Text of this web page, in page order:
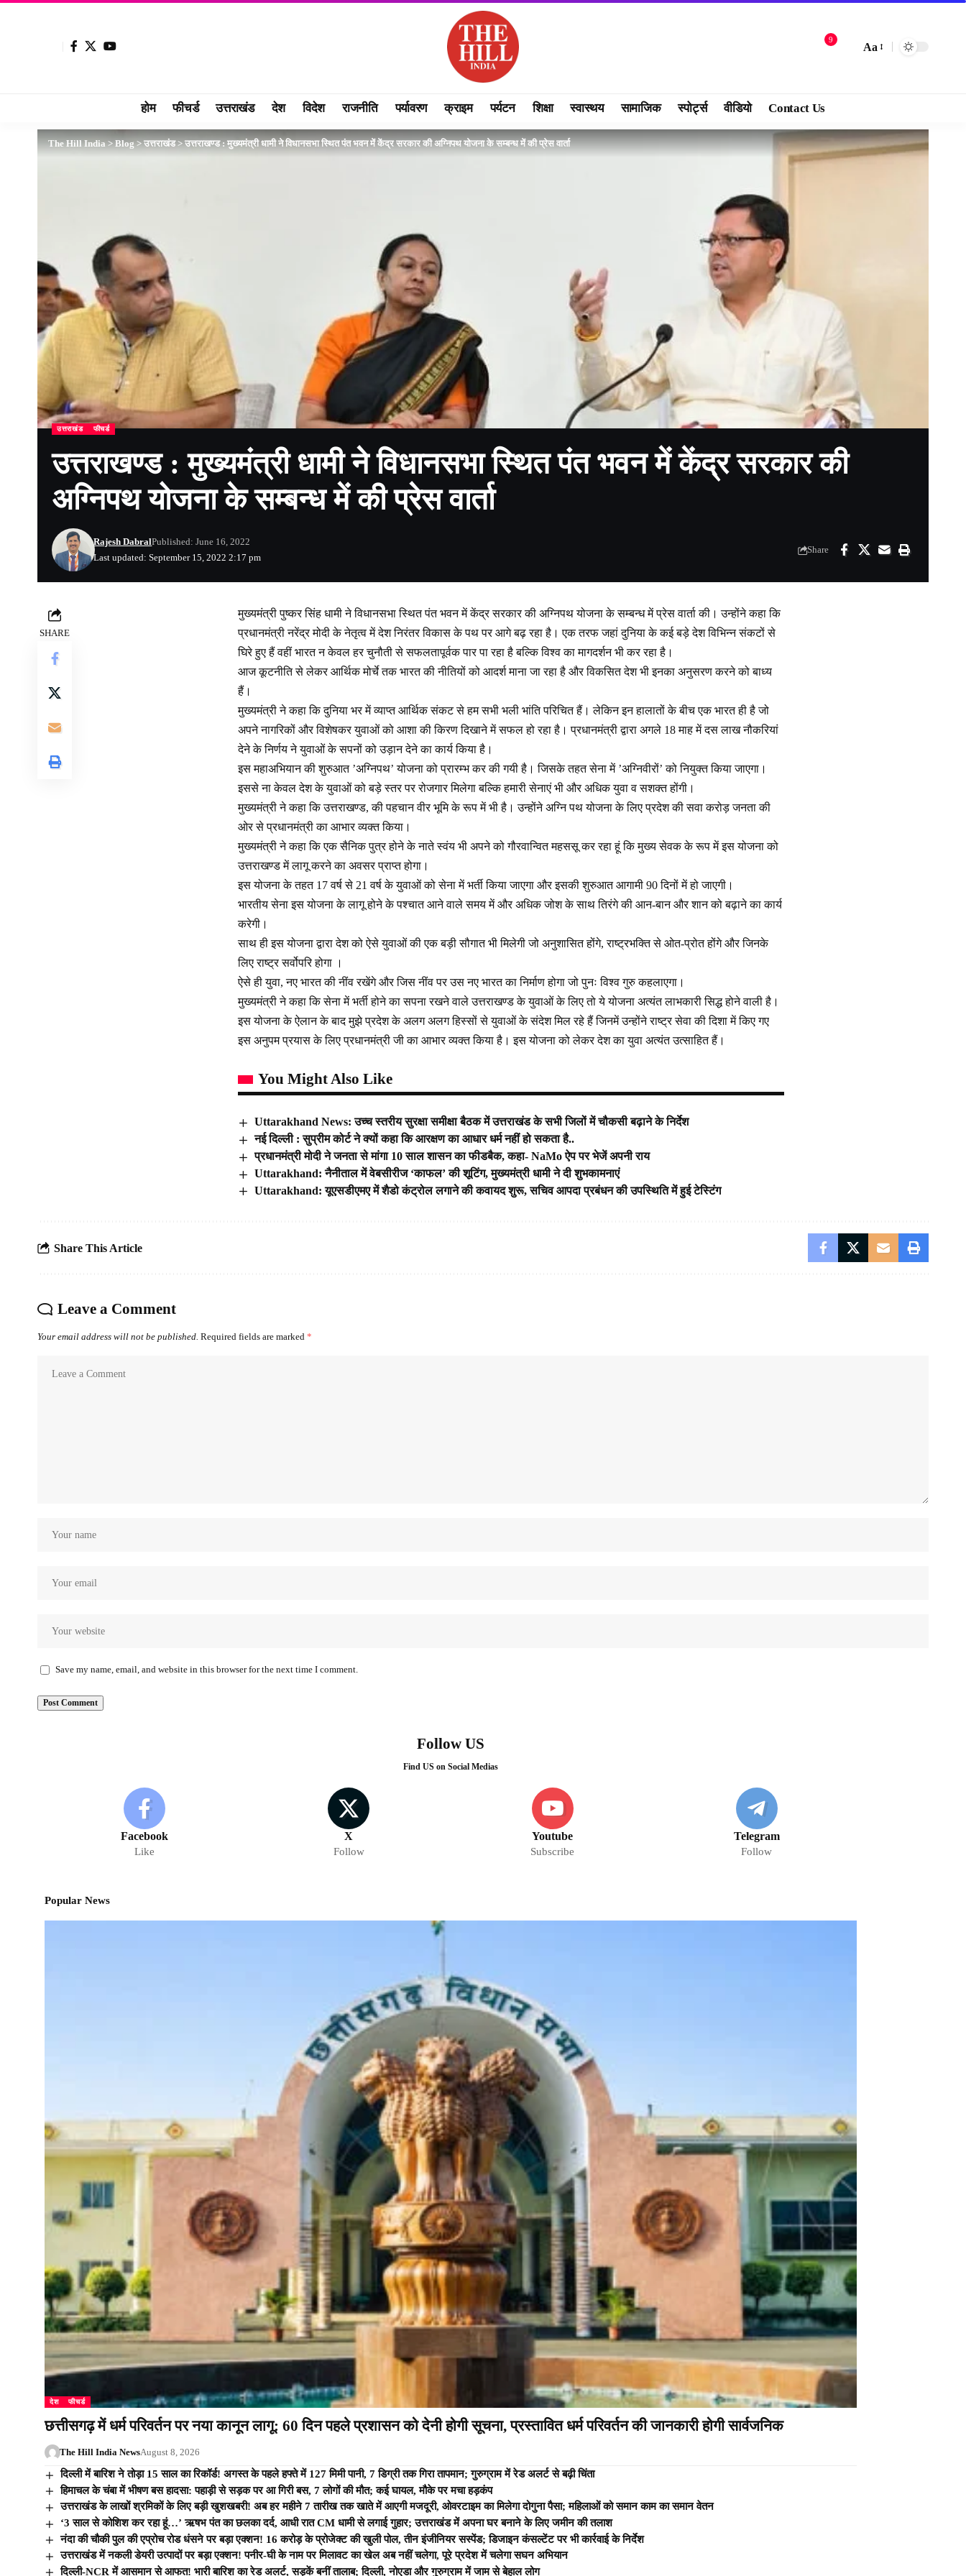
9
Aa
होम फीचर्ड उत्तराखंड देश विदेश राजनीति पर्यावरण क्राइम पर्यटन शिक्षा स्वास्थय सामाजिक स्पोर्ट्स वीडियो Contact Us
The Hill India>Blog> उत्तराखंड>उत्तराखण्ड : मुख्यमंत्री धामी ने विधानसभा स्थित पंत भवन में केंद्र सरकार की अग्निपथ योजना के सम्बन्ध में की प्रेस वार्ता
उत्तराखंड फीचर्ड
उत्तराखण्ड : मुख्यमंत्री धामी ने विधानसभा स्थित पंत भवन में केंद्र सरकार की
अग्निपथ योजना के सम्बन्ध में की प्रेस वार्ता
Last updated: September 15, 2022 2:17 pm
Rajesh DabralPublished: June 16, 2022
Share
SHARE
मुख्यमंत्री पुष्कर सिंह धामी ने विधानसभा स्थित पंत भवन में केंद्र सरकार की अग्निपथ योजना के सम्बन्ध में प्रेस वार्ता की। उन्होंने कहा कि
प्रधानमंत्री नरेंद्र मोदी के नेतृत्व में देश निरंतर विकास के पथ पर आगे बढ़ रहा है। एक तरफ जहां दुनिया के कई बड़े देश विभिन्न संकटों से
घिरे हुए हैं वहीं भारत न केवल हर चुनौती से सफलतापूर्वक पार पा रहा है बल्कि विश्व का मागदर्शन भी कर रहा है।
आज कूटनीति से लेकर आर्थिक मोर्चे तक भारत की नीतियों को आदर्श माना जा रहा है और विकसित देश भी इनका अनुसरण करने को बाध्य
हैं।
मुख्यमंत्री ने कहा कि दुनिया भर में व्याप्त आर्थिक संकट से हम सभी भली भांति परिचित हैं। लेकिन इन हालातों के बीच एक भारत ही है जो
अपने नागरिकों और विशेषकर युवाओं को आशा की किरण दिखाने में सफल हो रहा है। प्रधानमंत्री द्वारा अगले 18 माह में दस लाख नौकरियां
देने के निर्णय ने युवाओं के सपनों को उड़ान देने का कार्य किया है।
इस महाअभियान की शुरुआत ’अग्निपथ’ योजना को प्रारम्भ कर की गयी है। जिसके तहत सेना में ’अग्निवीरों’ को नियुक्त किया जाएगा।
इससे ना केवल देश के युवाओं को बड़े स्तर पर रोजगार मिलेगा बल्कि हमारी सेनाएं भी और अधिक युवा व सशक्त होंगी।
मुख्यमंत्री ने कहा कि उत्तराखण्ड, की पहचान वीर भूमि के रूप में भी है। उन्होंने अग्नि पथ योजना के लिए प्रदेश की सवा करोड़ जनता की
ओर से प्रधानमंत्री का आभार व्यक्त किया।
मुख्यमंत्री ने कहा कि एक सैनिक पुत्र होने के नाते स्वंय भी अपने को गौरवान्वित महससू कर रहा हूं कि मुख्य सेवक के रूप में इस योजना को
उत्तराखण्ड में लागू करने का अवसर प्राप्त होगा।
इस योजना के तहत 17 वर्ष से 21 वर्ष के युवाओं को सेना में भर्ती किया जाएगा और इसकी शुरुआत आगामी 90 दिनों में हो जाएगी।
भारतीय सेना इस योजना के लागू होने के पश्चात आने वाले समय में और अधिक जोश के साथ तिरंगे की आन-बान और शान को बढ़ाने का कार्य
करेगी।
साथ ही इस योजना द्वारा देश को ऐसे युवाओं की एक बड़ी सौगात भी मिलेगी जो अनुशासित होंगे, राष्ट्रभक्ति से ओत-प्रोत होंगे और जिनके
लिए राष्ट्र सर्वोपरि होगा ।
ऐसे ही युवा, नए भारत की नींव रखेंगे और जिस नींव पर उस नए भारत का निर्माण होगा जो पुनः विश्व गुरु कहलाएगा।
मुख्यमंत्री ने कहा कि सेना में भर्ती होने का सपना रखने वाले उत्तराखण्ड के युवाओं के लिए तो ये योजना अत्यंत लाभकारी सिद्ध होने वाली है।
इस योजना के ऐलान के बाद मुझे प्रदेश के अलग अलग हिस्सों से युवाओं के संदेश मिल रहे हैं जिनमें उन्होंने राष्ट्र सेवा की दिशा में किए गए
इस अनुपम प्रयास के लिए प्रधानमंत्री जी का आभार व्यक्त किया है। इस योजना को लेकर देश का युवा अत्यंत उत्साहित हैं।
You Might Also Like
Uttarakhand News: उच्च स्तरीय सुरक्षा समीक्षा बैठक में उत्तराखंड के सभी जिलों में चौकसी बढ़ाने के निर्देश
नई दिल्ली : सुप्रीम कोर्ट ने क्यों कहा कि आरक्षण का आधार धर्म नहीं हो सकता है..
प्रधानमंत्री मोदी ने जनता से मांगा 10 साल शासन का फीडबैक, कहा- NaMo ऐप पर भेजें अपनी राय
Uttarakhand: नैनीताल में वेबसीरीज ‘काफल’ की शूटिंग, मुख्यमंत्री धामी ने दी शुभकामनाएं
Uttarakhand: यूएसडीएमए में शैडो कंट्रोल लगाने की कवायद शुरू, सचिव आपदा प्रबंधन की उपस्थिति में हुई टेस्टिंग
Share This Article
Leave a Comment
Your email address will not be published. Required fields are marked *
Save my name, email, and website in this browser for the next time I comment.
Follow US
Find US on Social Medias
Facebook
Like
X
Follow
Youtube
Subscribe
Telegram
Follow
Popular News
देश फीचर्ड
छत्तीसगढ़ में धर्म परिवर्तन पर नया कानून लागू: 60 दिन पहले प्रशासन को देनी होगी सूचना, प्रस्तावित धर्म परिवर्तन की जानकारी होगी सार्वजनिक
The Hill India NewsAugust 8, 2026
दिल्ली में बारिश ने तोड़ा 15 साल का रिकॉर्ड! अगस्त के पहले हफ्ते में 127 मिमी पानी, 7 डिग्री तक गिरा तापमान; गुरुग्राम में रेड अलर्ट से बढ़ी चिंता
हिमाचल के चंबा में भीषण बस हादसा: पहाड़ी से सड़क पर आ गिरी बस, 7 लोगों की मौत; कई घायल, मौके पर मचा हड़कंप
उत्तराखंड के लाखों श्रमिकों के लिए बड़ी खुशखबरी! अब हर महीने 7 तारीख तक खाते में आएगी मजदूरी, ओवरटाइम का मिलेगा दोगुना पैसा; महिलाओं को समान काम का समान वेतन
‘3 साल से कोशिश कर रहा हूं…’ ऋषभ पंत का छलका दर्द, आधी रात CM धामी से लगाई गुहार; उत्तराखंड में अपना घर बनाने के लिए जमीन की तलाश
नंदा की चौकी पुल की एप्रोच रोड धंसने पर बड़ा एक्शन! 16 करोड़ के प्रोजेक्ट की खुली पोल, तीन इंजीनियर सस्पेंड; डिजाइन कंसल्टेंट पर भी कार्रवाई के निर्देश
उत्तराखंड में नकली डेयरी उत्पादों पर बड़ा एक्शन! पनीर-घी के नाम पर मिलावट का खेल अब नहीं चलेगा, पूरे प्रदेश में चलेगा सघन अभियान
दिल्ली-NCR में आसमान से आफत! भारी बारिश का रेड अलर्ट, सड़कें बनीं तालाब; दिल्ली, नोएडा और गुरुग्राम में जाम से बेहाल लोग